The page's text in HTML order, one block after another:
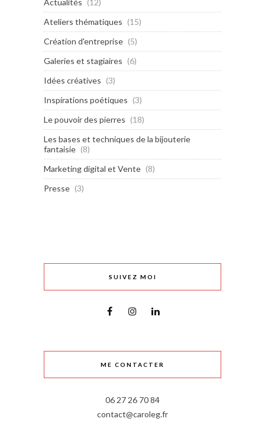
Actualités (12)
Ateliers thématiques (15)
Création d'entreprise (5)
Galeries et stagiaires (6)
Idées créatives (3)
Inspirations poétiques (3)
Le pouvoir des pierres (18)
Les bases et techniques de la bijouterie
fantaisie (8)
Marketing digital et Vente (8)
Presse (3)
SUIVEZ MOI
ME CONTACTER
06 27 26 70 84
contact@caroleg.fr